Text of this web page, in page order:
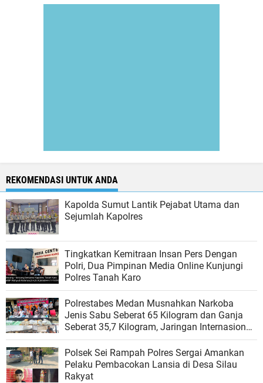
REKOMENDASI UNTUK ANDA
Kapolda Sumut Lantik Pejabat Utama dan
Sejumlah Kapolres
Tingkatkan Kemitraan Insan Pers Dengan
Polri, Dua Pimpinan Media Online Kunjungi
Polres Tanah Karo
Polrestabes Medan Musnahkan Narkoba
Jenis Sabu Seberat 65 Kilogram dan Ganja
Seberat 35,7 Kilogram, Jaringan Internasional
Malaysia
Polsek Sei Rampah Polres Sergai Amankan
Pelaku Pembacokan Lansia di Desa Silau
Rakyat